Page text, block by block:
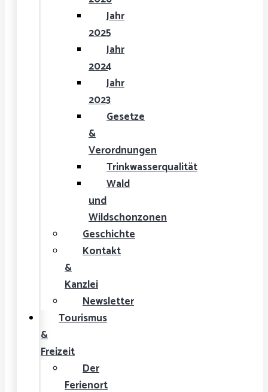
Jahr
2025
Jahr
2024
Jahr
2023
Gesetze
&
Verordnungen
Trinkwasserqualität
Wald
und
Wildschonzonen
Geschichte
Kontakt
&
Kanzlei
Newsletter
Tourismus
&
Freizeit
Der
Ferienort